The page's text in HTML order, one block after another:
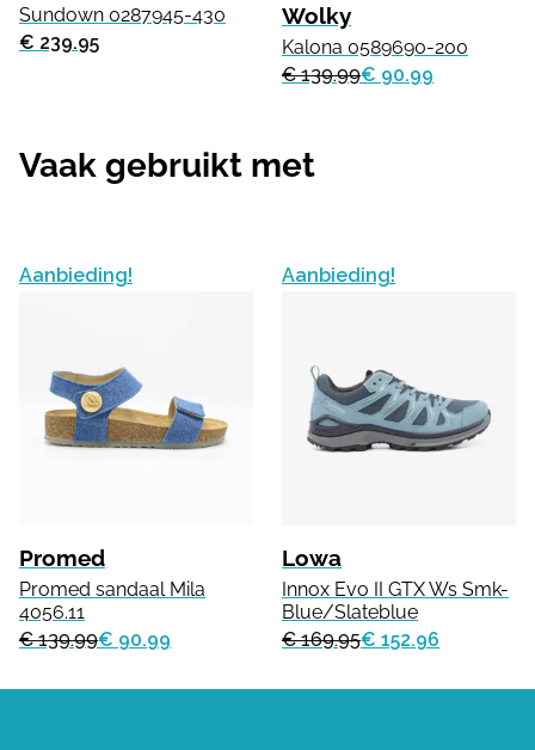
Sundown 0287945-430
€ 239.95
Wolky
Kalona 0589690-200
€ 139.99€ 90.99
Vaak gebruikt met
Aanbieding!
Promed
Promed sandaal Mila
4056.11
€ 139.99€ 90.99
Aanbieding!
Lowa
Innox Evo II GTX Ws Smk-
Blue/Slateblue
€ 169.95€ 152.96